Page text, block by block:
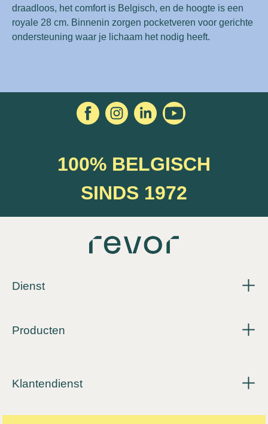
draadloos, het comfort is Belgisch, en de hoogte is een
royale 28 cm. Binnenin zorgen pocketveren voor gerichte
ondersteuning waar je lichaam het nodig heeft.
100% BELGISCH
SINDS 1972
Dienst
Producten
Klantendienst